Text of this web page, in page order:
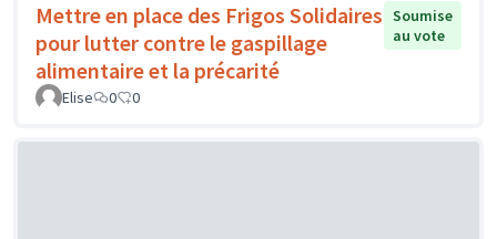
Mettre en place des Frigos Solidaires
pour lutter contre le gaspillage
alimentaire et la précarité
Soumise
au vote
Elise 0 0